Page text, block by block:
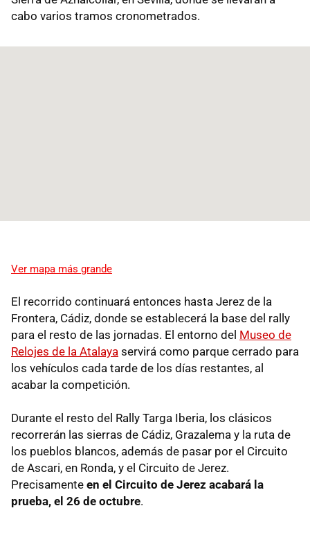
cabo varios tramos cronometrados.
Ver mapa más grande
El recorrido continuará entonces hasta Jerez de la
Frontera, Cádiz, donde se establecerá la base del rally
para el resto de las jornadas. El entorno del Museo de
Relojes de la Atalaya servirá como parque cerrado para
los vehículos cada tarde de los días restantes, al
acabar la competición.
Durante el resto del Rally Targa Iberia, los clásicos
recorrerán las sierras de Cádiz, Grazalema y la ruta de
los pueblos blancos, además de pasar por el Circuito
de Ascari, en Ronda, y el Circuito de Jerez.
Precisamente en el Circuito de Jerez acabará la
prueba, el 26 de octubre.